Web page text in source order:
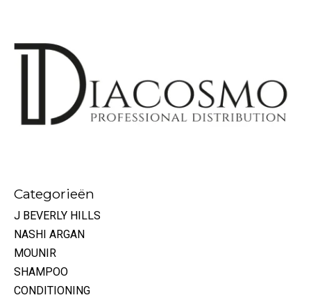
Categorieën
J BEVERLY HILLS
NASHI ARGAN
MOUNIR
SHAMPOO
CONDITIONING